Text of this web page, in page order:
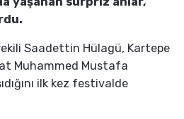
Saadettin Hülagü, Kartepe
Muhammed Mustafa
ilk kez festivalde